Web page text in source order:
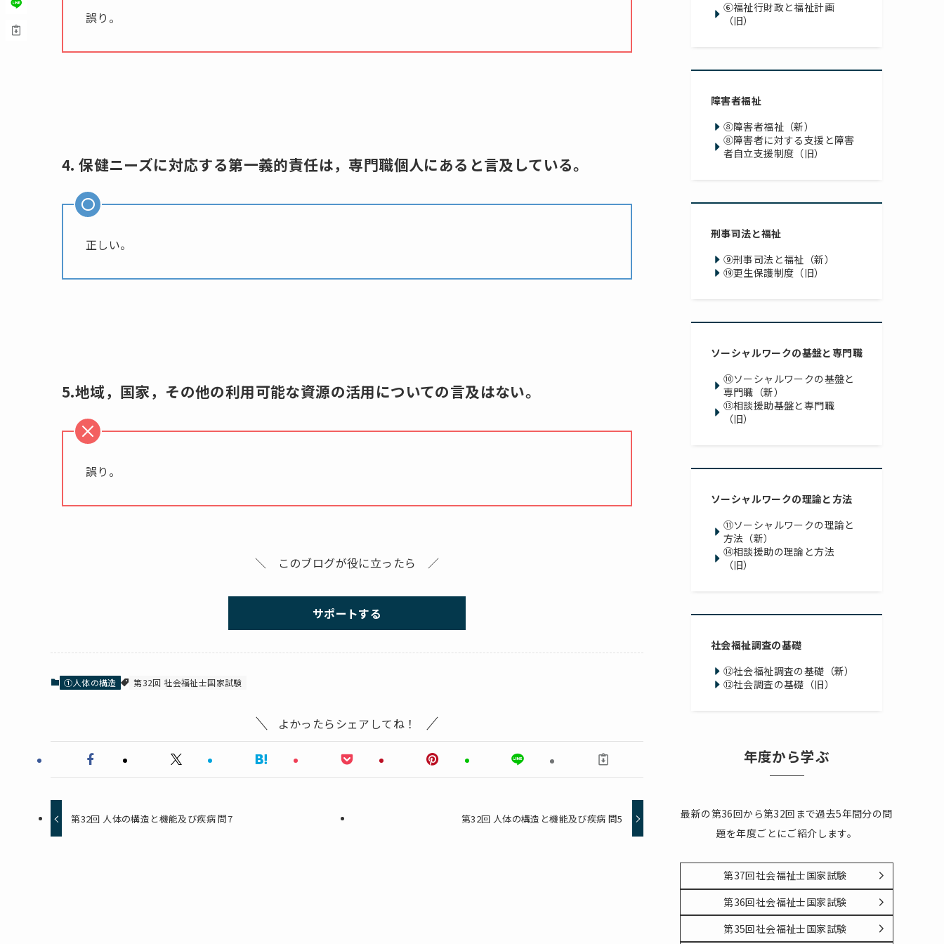
誤り。
4. 保健ニーズに対応する第一義的責任は，専門職個人にあると言及している。
正しい。
5.地域，国家，その他の利用可能な資源の活用についての言及はない。
誤り。
＼ このブログが役に立ったら ／
サポートする
①人体の構造 第32回 社会福祉士国家試験
よかったらシェアしてね！
第32回 人体の構造と機能及び疾病 問7 第32回 人体の構造と機能及び疾病 問5
⑥福祉行財政と福祉計画
（旧）
障害者福祉
⑧障害者福祉（新）
⑧障害者に対する支援と障害
者自立支援制度（旧）
刑事司法と福祉
⑨刑事司法と福祉（新）
⑲更生保護制度（旧）
ソーシャルワークの基盤と専門職
⑩ソーシャルワークの基盤と
専門職（新）
⑬相談援助基盤と専門職
（旧）
ソーシャルワークの理論と方法
⑪ソーシャルワークの理論と
方法（新）
⑭相談援助の理論と方法
（旧）
社会福祉調査の基礎
⑫社会福祉調査の基礎（新）
⑫社会調査の基礎（旧）
年度から学ぶ
最新の第36回から第32回まで過去5年間分の問
題を年度ごとにご紹介します。
第37回社会福祉士国家試験
第36回社会福祉士国家試験
第35回社会福祉士国家試験